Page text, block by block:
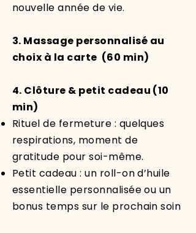
nouvelle année de vie.
3. Massage personnalisé au
choix à la carte (60 min)
4. Clôture & petit cadeau (10
min)
Rituel de fermeture : quelques
respirations, moment de
gratitude pour soi-même.
Petit cadeau : un roll-on d’huile
essentielle personnalisée ou un
bonus temps sur le prochain soin